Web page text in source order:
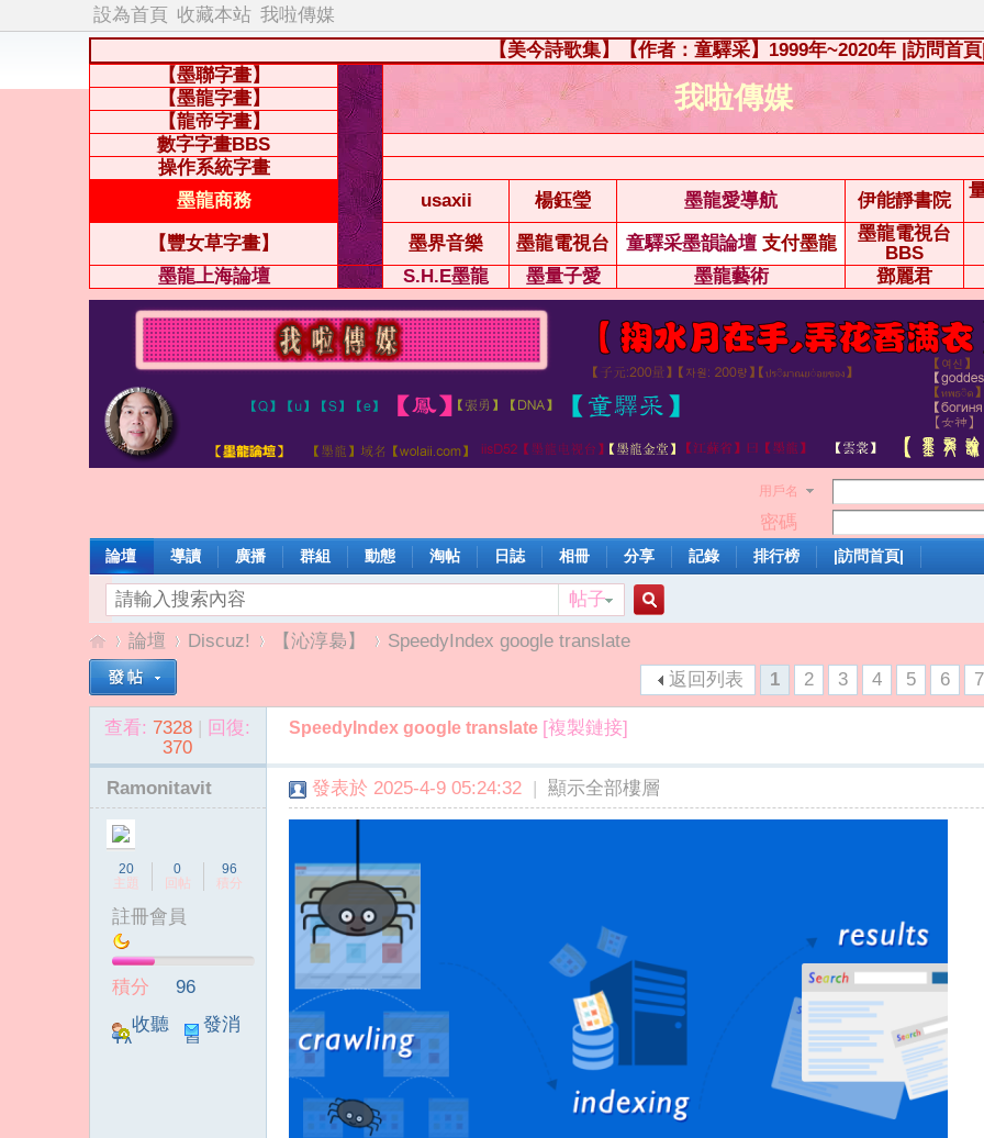
設為首頁 收藏本站 我啦傳媒
【美今詩歌集】【作者：童驛采】1999年~2020年 |訪問首
【墨聯字畫】
我啦傳媒
【墨龍字畫】
【龍帝字畫】
數字字畫BBS
操作系統字畫
墨龍商務
usaxii 楊鈺瑩 墨龍愛導航 伊能靜書院
【豐女草字畫】 墨界音樂 墨龍電視台 童驛采墨韻論壇 支付墨龍
墨龍電視台
BBS
墨龍上海論壇
S.H.E墨龍 墨量子愛 墨龍藝術 鄧麗君
用戶名
密碼
論壇 導讀 廣播 群組 動態 淘帖 日誌 相冊 分享 記錄 排行榜 |訪問首頁|
帖子
我»
論壇
›
Discuz! 【沁淳裊】
›
SpeedyIndex google translate
1
2 3 4 5 6 7
返回列表
查看: 7328 | 回復:
370
SpeedyIndex google translate [複製鏈接]
Ramonitavit
20
主題
0
回帖
96
積分
註冊會員
積分
96
收聽
TA
發消
息
發表於 2025-4-9 05:24:32 | 顯示全部樓層